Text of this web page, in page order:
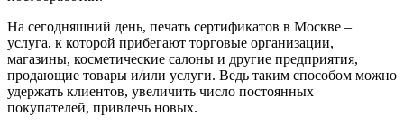
На сегодняшний день, печать сертификатов в Москве –
услуга, к которой прибегают торговые организации,
магазины, косметические салоны и другие предприятия,
продающие товары и/или услуги. Ведь таким способом можно
удержать клиентов, увеличить число постоянных
покупателей, привлечь новых.